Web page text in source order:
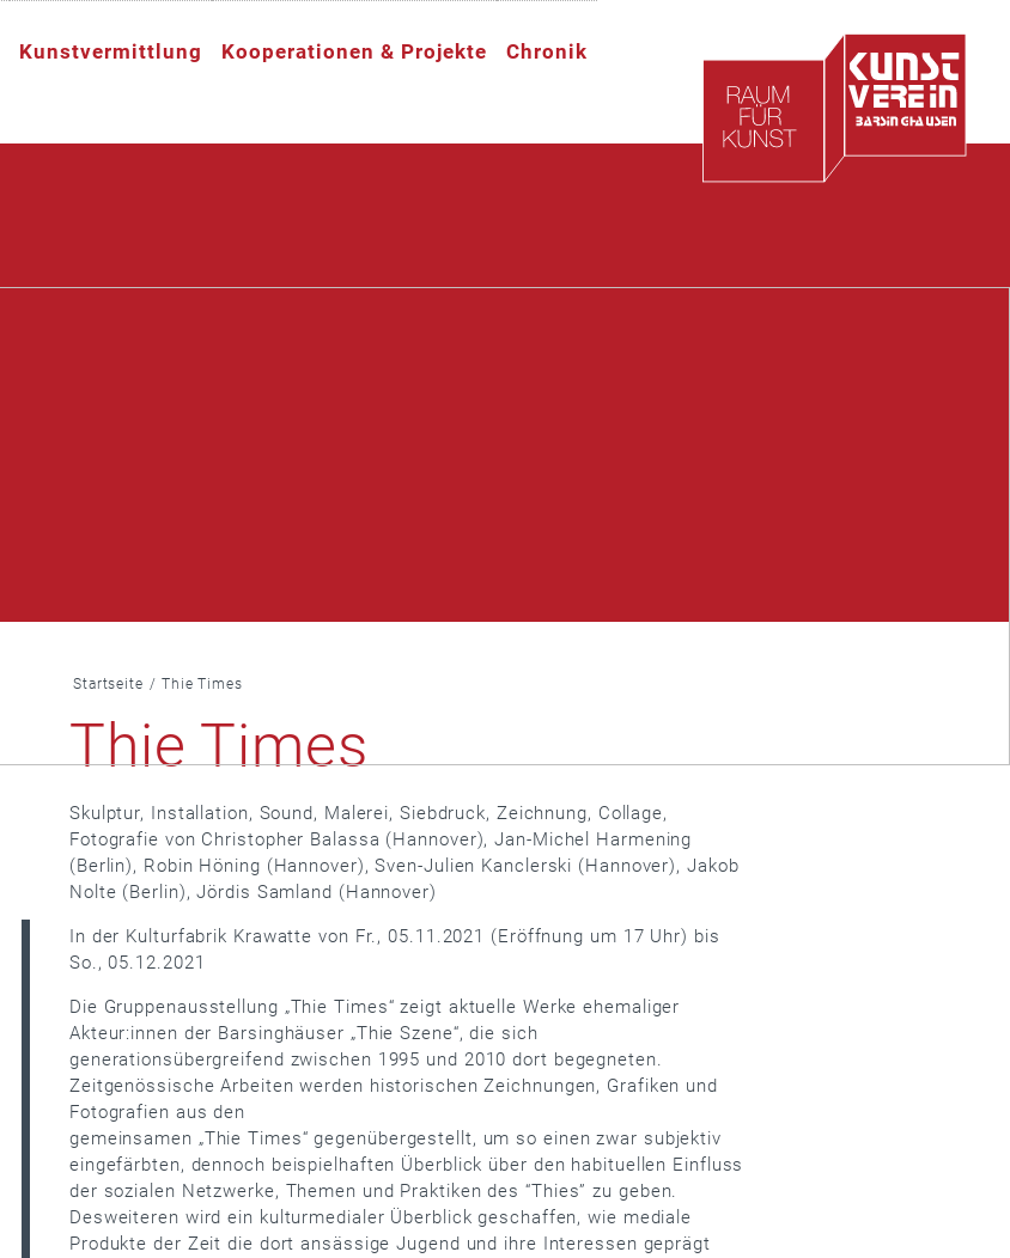
Kunstvermittlung Kooperationen & Projekte Chronik
Startseite / Thie Times
Thie Times
Skulptur, Installation, Sound, Malerei, Siebdruck, Zeichnung, Collage,
Fotografie von Christopher Balassa (Hannover), Jan-Michel Harmening
(Berlin), Robin Höning (Hannover), Sven-Julien Kanclerski (Hannover), Jakob
Nolte (Berlin), Jördis Samland (Hannover)
In der Kulturfabrik Krawatte von Fr., 05.11.2021 (Eröffnung um 17 Uhr) bis
So., 05.12.2021
Die Gruppenausstellung „Thie Times“ zeigt aktuelle Werke ehemaliger
Akteur:innen der Barsinghäuser „Thie Szene“, die sich
generationsübergreifend zwischen 1995 und 2010 dort begegneten.
Zeitgenössische Arbeiten werden historischen Zeichnungen, Grafiken und
Fotografien aus den
gemeinsamen „Thie Times“ gegenübergestellt, um so einen zwar subjektiv
eingefärbten, dennoch beispielhaften Überblick über den habituellen Einfluss
der sozialen Netzwerke, Themen und Praktiken des “Thies” zu geben.
Desweiteren wird ein kulturmedialer Überblick geschaffen, wie mediale
Produkte der Zeit die dort ansässige Jugend und ihre Interessen geprägt